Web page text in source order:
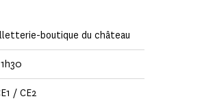
boutique du château
1h30
/ CE2